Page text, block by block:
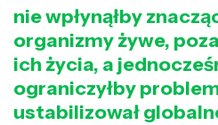
nie wpłynąłby
organizmy żywe,
ich życia, a
ograniczyłby
ustabilizował